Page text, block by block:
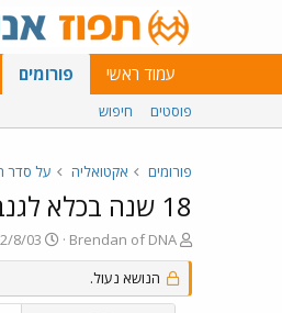
עמוד ראשי פורומים
פוסטים חיפוש
פורומים אקטואליה על סדר
18 שנה בכלא לגנבי גשר של רכבת
פ
ו
ת
ח
Brendan of DNA
פ
ו
ס
8/03
הנושא נעול.